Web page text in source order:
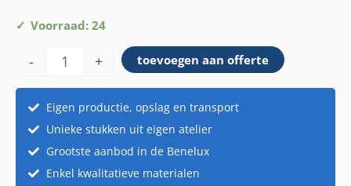
Voorraad: 24
-
Flower
Rose/Skimmia/Green
+ toevoegen aan offerte
Eigen productie, opslag en transport
Unieke stukken uit eigen atelier
Grootste aanbod in de Benelux
Enkel kwalitatieve materialen